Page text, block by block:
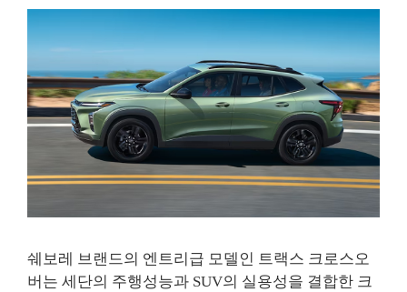
쉐보레 브랜드의 엔트리급 모델인 트랙스 크로스오
버는 세단의 주행성능과 SUV의 실용성을 결합한 크